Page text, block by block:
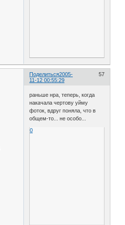
Поделиться 57
2005-
11-12 00:55:29
раньше нра, теперь, когда
накачала чертову уйму
фоток, вдруг поняла, что в
общем-то... не особо...
0